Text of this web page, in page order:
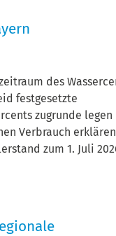
des
festgesetzte
zugrunde legen
Verbrauch erklären
zum 1. Juli